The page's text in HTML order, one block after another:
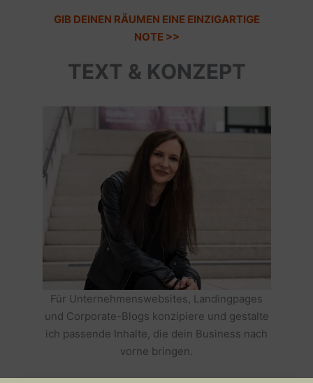
GIB DEINEN RÄUMEN EINE EINZIGARTIGE
NOTE >>
TEXT & KONZEPT
Für Unternehmenswebsites, Landingpages
und Corporate-Blogs konzipiere und gestalte
ich passende Inhalte, die dein Business nach
vorne bringen.